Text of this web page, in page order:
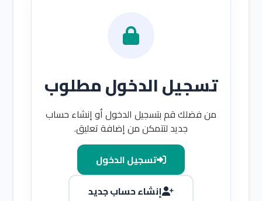
تسجيل الدخول مطلوب
من فضلك قم بتسجيل الدخول أو إنشاء حساب
جديد لتتمكن من إضافة تعليق.
تسجيل الدخول
إنشاء حساب جديد